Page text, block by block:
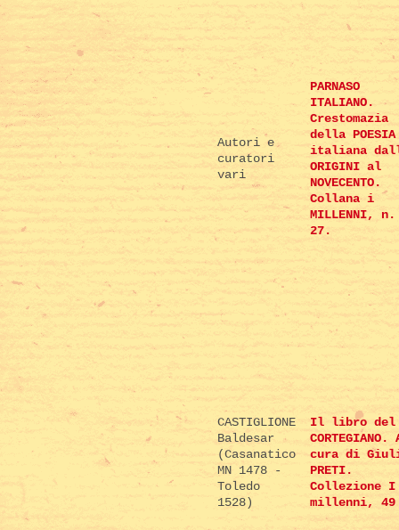
Autori e
curatori
vari
PARNASO
ITALIANO.
Crestomazia
della POESIA
italiana
ORIGINI al
NOVECENTO.
Collana i
MILLENNI, n.
27.
CASTIGLIONE
Baldesar
(Casanatico
MN 1478 -
Toledo
1528)
Il libro del
CORTEGIANO.
cura di
PRETI.
Collezione I
millenni, 49